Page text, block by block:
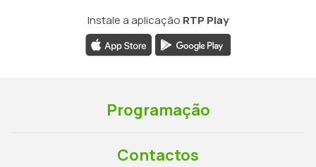
Instale a aplicação RTP Play
Programação
Contactos